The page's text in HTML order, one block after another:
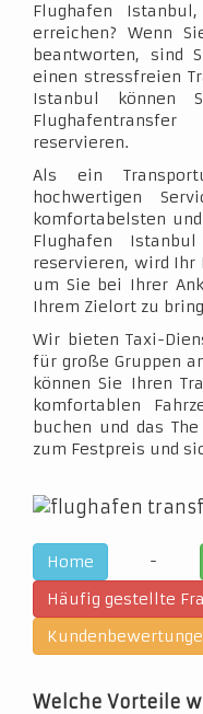
Flughafen
erreichen? Wenn
beantworten, sind
einen stressfreien
Istanbul können
reservieren.
Als ein
hochwertigen
komfortabelsten
Flughafen
reservieren, wird Ihr
um Sie bei Ihrer
Ihrem Zielort zu
Wir bieten Taxi-
für große Gruppen
können Sie Ihren
komfortablen
buchen und das
zum Festpreis und
Home -
Häufig gestellte
Welche Vorteile